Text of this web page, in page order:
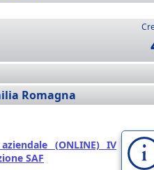
Romagna
(ONLINE) IV
SAF